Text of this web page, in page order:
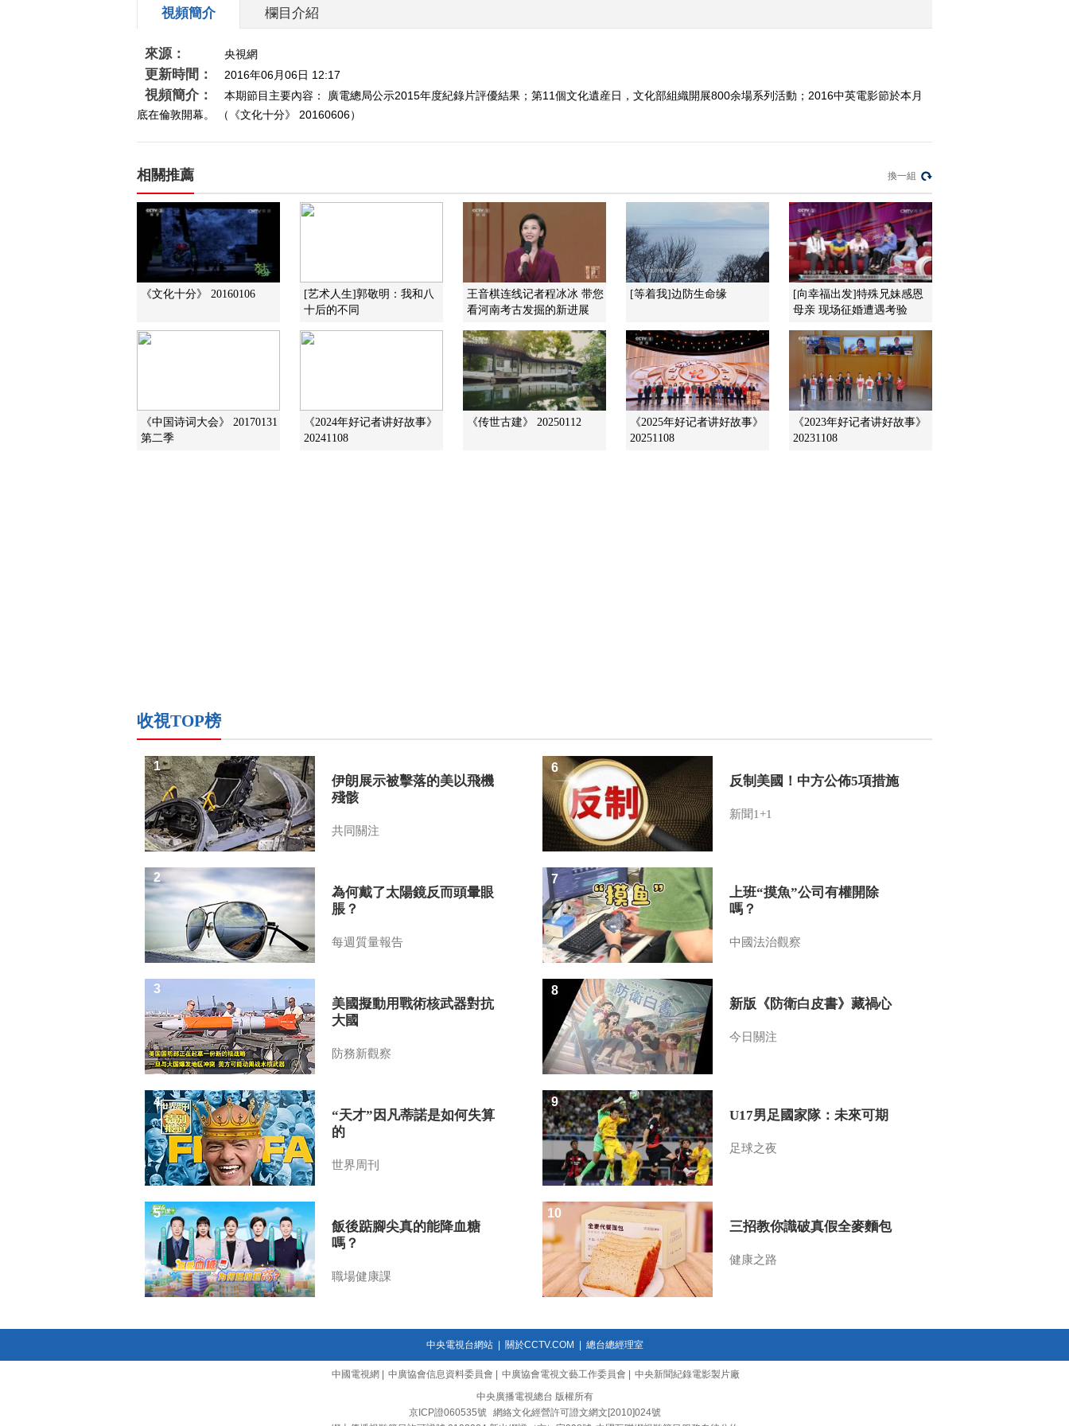
2016-05-30 12:06:09
《文化十分》 20160527
2016-05-27 12:12:09
《文化十分》 20160526
2016-05-26 12:21:09
《文化十分》 20160525
2016-05-19 12:09:12
2016-05-16 12:36:10
《文化十分》 20160512
視頻簡介 欄目介紹
來源： 央視網
更新時間： 2016年06月06日 12:17
視頻簡介：
本期節目主要內容： 廣電總局公示2015年度紀錄片評優結果；第11個文化遺産日，文化部組織開展800余場系列活動；2016中英電影節於本月
底在倫敦開幕。 （《文化十分》 20160606）
相關推薦 換一組
《文化十分》 20160106
[艺术人生]郭敬明：我和八
十后的不同
王音棋连线记者程冰冰 带您
看河南考古发掘的新进展
[等着我]边防生命缘
[向幸福出发]特殊兄妹感恩
母亲 现场征婚遭遇考验
《中国诗词大会》 20170131
第二季
《2024年好记者讲好故事》
20241108
《传世古建》 20250112
《2025年好记者讲好故事》
20251108
《2023年好记者讲好故事》
20231108
收視TOP榜
伊朗展示被擊落的美以飛機
殘骸
共同關注
1
為何戴了太陽鏡反而頭暈眼
脹？
每週質量報告
2
美國擬動用戰術核武器對抗
大國
防務新觀察
3
“天才”因凡蒂諾是如何失算
的
世界周刊
4
飯後踮腳尖真的能降血糖
嗎？
職場健康課
5
反制美國！中方公佈5項措施
新聞1+1
6
上班“摸魚”公司有權開除
嗎？
中國法治觀察
7
新版《防衛白皮書》藏禍心
今日關注
8
U17男足國家隊：未來可期
足球之夜
9
三招教你識破真假全麥麵包
健康之路
10
中央電視台網站| 關於CCTV.COM 總台總經理室
中國電視網 中廣協會信息資料委員會 中廣協會電視文藝工作委員會
中央新聞紀錄電影製片廠
中央廣播電視總台 版權所有
京ICP證060535號
網絡文化經營許可證文網文[2010]024號